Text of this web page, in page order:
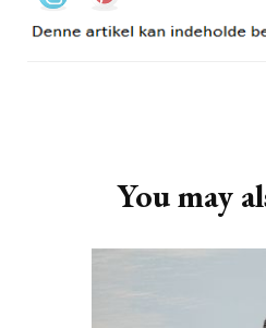
You may